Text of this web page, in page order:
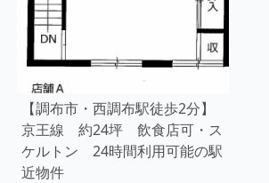
【調布市・西調布駅徒歩2分】
京王線 約24坪 飲食店可・ス
ケルトン 24時間利用可能の駅
近物件